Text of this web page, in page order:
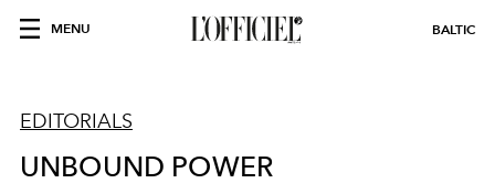
MENU BALTIC
EDITORIALS
UNBOUND POWER